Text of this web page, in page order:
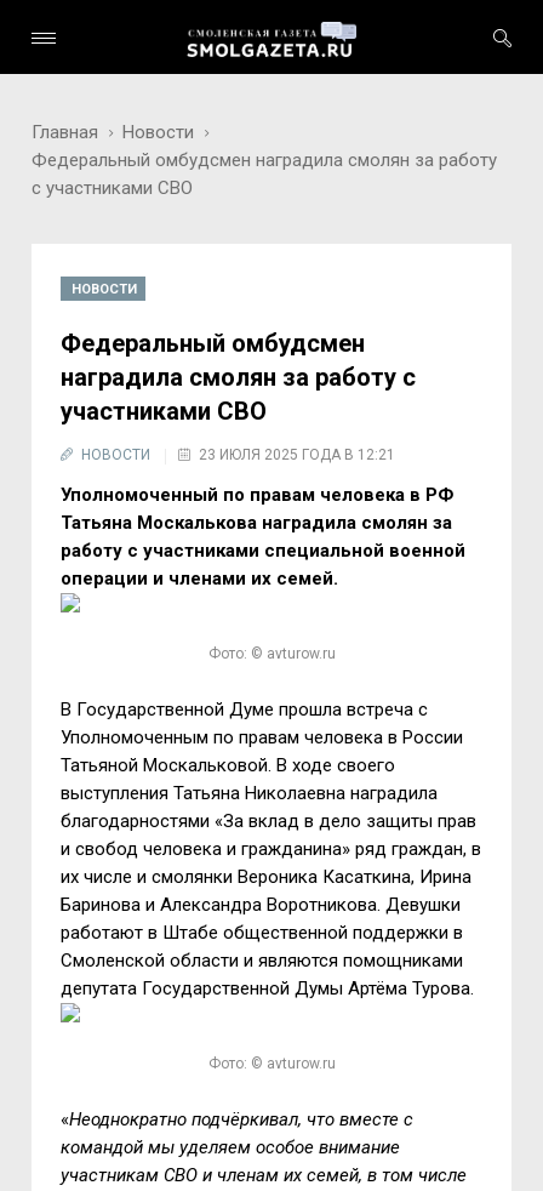
Главная
Новости
Федеральный омбудсмен наградила смолян за работу
с участниками СВО
НОВОСТИ
Федеральный омбудсмен
наградила смолян за работу с
участниками СВО
НОВОСТИ 23 ИЮЛЯ 2025 ГОДА В 12:21
Уполномоченный по правам человека в РФ
Татьяна Москалькова наградила смолян за
работу с участниками специальной военной
операции и членами их семей.
Фото: © avturow.ru
В Государственной Думе прошла встреча с
Уполномоченным по правам человека в России
Татьяной Москальковой. В ходе своего
выступления Татьяна Николаевна наградила
благодарностями «За вклад в дело защиты прав
и свобод человека и гражданина» ряд граждан, в
их числе и смолянки Вероника Касаткина, Ирина
Баринова и Александра Воротникова. Девушки
работают в Штабе общественной поддержки в
Смоленской области и являются помощниками
депутата Государственной Думы Артёма Турова.
Фото: © avturow.ru
«Неоднократно подчёркивал, что вместе с
командой мы уделяем особое внимание
участникам СВО и членам их семей, в том числе